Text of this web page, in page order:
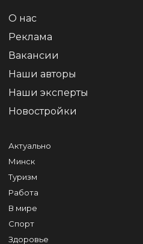
О нас
Реклама
Вакансии
Наши авторы
Наши эксперты
Новостройки
Актуально
Минск
Туризм
Работа
В мире
Спорт
Здоровье